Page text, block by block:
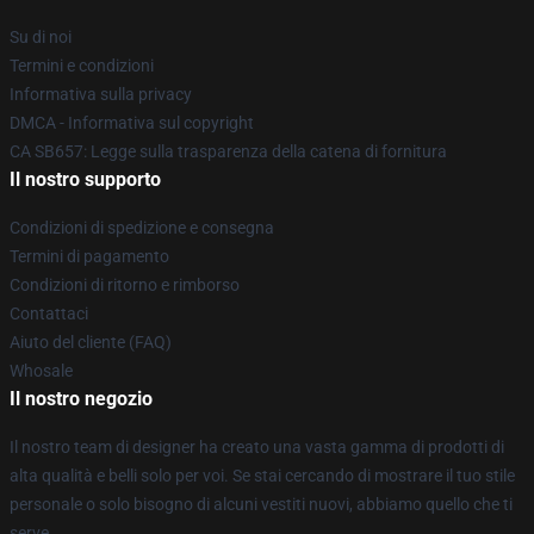
Su di noi
Termini e condizioni
Informativa sulla privacy
DMCA - Informativa sul copyright
CA SB657: Legge sulla trasparenza della catena di fornitura
Il nostro supporto
Condizioni di spedizione e consegna
Termini di pagamento
Condizioni di ritorno e rimborso
Contattaci
Aiuto del cliente (FAQ)
Whosale
Il nostro negozio
Il nostro team di designer ha creato una vasta gamma di prodotti di
alta qualità e belli solo per voi. Se stai cercando di mostrare il tuo stile
personale o solo bisogno di alcuni vestiti nuovi, abbiamo quello che ti